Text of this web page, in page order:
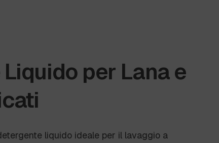
per Lana e
liquido ideale per il lavaggio a